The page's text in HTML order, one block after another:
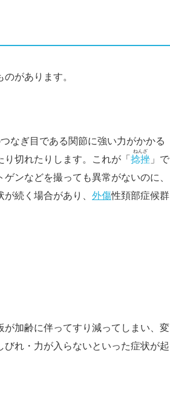
があります。
なぎ目である関節に強い力がかかる
切れたりします。これが「 捻挫
ねんざ
」で
ンなどを撮っても異常がないのに、
が続く場合があり、 外傷性頚部症候群
加齢に伴ってすり減ってしまい、変
れ・力が入らないといった症状が起